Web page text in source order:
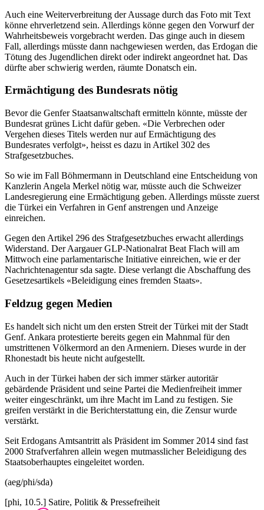
Auch eine Weiterverbreitung der Aussage durch das Foto mit Text
könne ehrverletzend sein. Allerdings könne gegen den Vorwurf der
Wahrheitsbeweis vorgebracht werden. Das ginge auch in diesem
Fall, allerdings müsste dann nachgewiesen werden, das Erdogan die
Tötung des Jugendlichen direkt oder indirekt angeordnet hat. Das
dürfte aber schwierig werden, räumte Donatsch ein.
Ermächtigung des Bundesrats nötig
Bevor die Genfer Staatsanwaltschaft ermitteln könnte, müsste der
Bundesrat grünes Licht dafür geben. «Die Verbrechen oder
Vergehen dieses Titels werden nur auf Ermächtigung des
Bundesrates verfolgt», heisst es dazu in Artikel 302 des
Strafgesetzbuches.
So wie im Fall Böhmermann in Deutschland eine Entscheidung von
Kanzlerin Angela Merkel nötig war, müsste auch die Schweizer
Landesregierung eine Ermächtigung geben. Allerdings müsste zuerst
die Türkei ein Verfahren in Genf anstrengen und Anzeige
einreichen.
Gegen den Artikel 296 des Strafgesetzbuches erwacht allerdings
Widerstand. Der Aargauer GLP-Nationalrat Beat Flach will am
Mittwoch eine parlamentarische Initiative einreichen, wie er der
Nachrichtenagentur sda sagte. Diese verlangt die Abschaffung des
Gesetzesartikels «Beleidigung eines fremden Staats».
Feldzug gegen Medien
Es handelt sich nicht um den ersten Streit der Türkei mit der Stadt
Genf. Ankara protestierte bereits gegen ein Mahnmal für den
umstrittenen Völkermord an den Armeniern. Dieses wurde in der
Rhonestadt bis heute nicht aufgestellt.
Auch in der Türkei haben der sich immer stärker autoritär
gebärdende Präsident und seine Partei die Medienfreiheit immer
weiter eingeschränkt, um ihre Macht im Land zu festigen. Sie
greifen verstärkt in die Berichterstattung ein, die Zensur wurde
verstärkt.
Seit Erdogans Amtsantritt als Präsident im Sommer 2014 sind fast
2000 Strafverfahren allein wegen mutmasslicher Beleidigung des
Staatsoberhauptes eingeleitet worden.
(aeg/phi/sda)
[phi, 10.5.] Satire, Politik & Pressefreiheit